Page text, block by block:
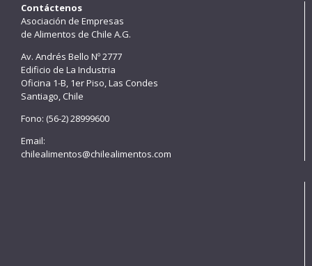
Contáctenos
Asociación de Empresas
de Alimentos de Chile A.G.
Av. Andrés Bello Nº 2777
Edificio de La Industria
Oficina 1-B, 1er Piso, Las Condes
Santiago, Chile
Fono: (56-2) 28999600
Email:
chilealimentos@chilealimentos.com